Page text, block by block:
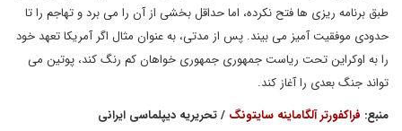
طبق برنامه ریزی ها فتح نکرده، اما حداقل بخشی از آن را می برد و تهاجم را تا
حدودی موفقیت آمیز می بیند. پس از مدتی، به عنوان مثال اگر آمریکا تعهد خود
را به اوکراین تحت ریاست جمهوری جمهوری خواهان کم رنگ کند، پوتین می
تواند جنگ بعدی را آغاز کند.
منبع: فراکفورتر آلگاماینه سایتونگ / تحریریه دیپلماسی ایرانی